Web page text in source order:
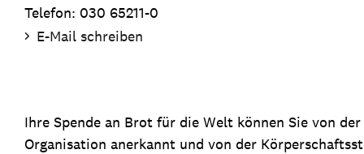
Telefon: 030 65211-0
E-Mail schreiben
Ihre Spende an Brot für die Welt können Sie von
Organisation anerkannt und von der